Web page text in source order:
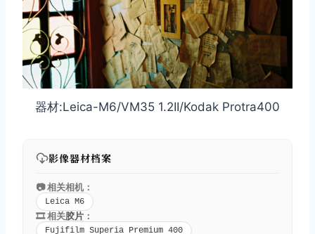
器材:Leica-M6/VM35 1.2II/Kodak Protra400
影像器材档案
📷 相关相机：
Leica M6
🎞️ 相关胶片 ：
Fujifilm Superia Premium 400
取消